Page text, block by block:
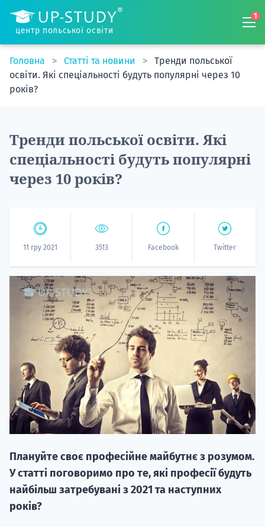
центр польської освіти
1
Головна Статті та новини
Тренди польської
освіти. Які спеціальності будуть популярні через 10
років?
Тренди польської освіти. Які
спеціальності будуть популярні
через 10 років?
11 гру 2021 3513 Facebook Twitter
Плануйте своє професійне майбутнє з розумом.
У статті поговоримо про те, які професії будуть
найбільш затребувані з 2021 та наступних
років?
20.09
"Навчання
НАБІР